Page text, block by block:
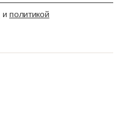
и политикой